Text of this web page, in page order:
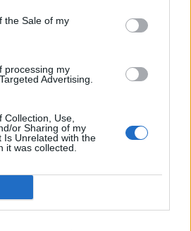
the Sale of my
processing my
Advertising.
Use,
or Sharing of my
Is Unrelated with the
it was collected.
ielej ūdeni, pievieno sāli un
vāra 15 minūtes, kamēr rīsi
nolej.
piena, vaniļas cukuru un uz
maisot, turpina vārīt 3-5
olu, mandeļu skaidiņas un
maisīt, kamēr rīsi kļuvuši